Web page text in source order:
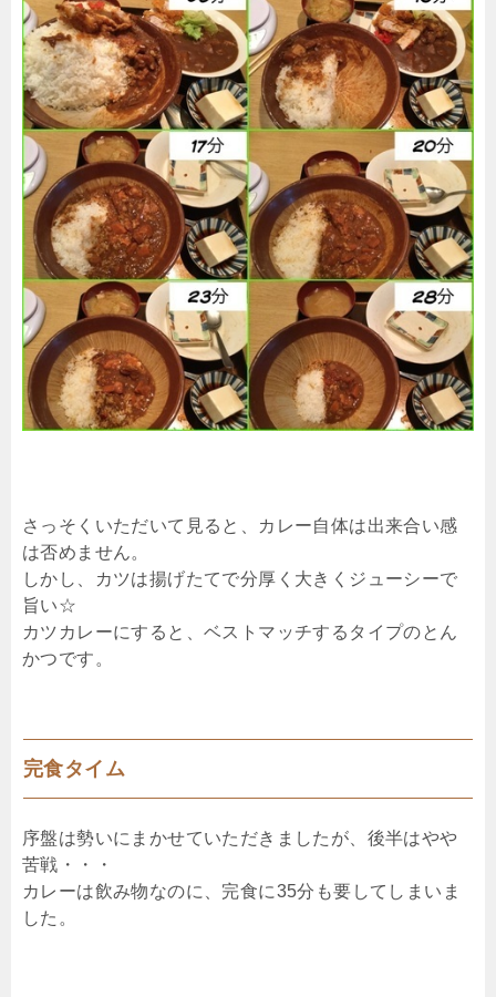
さっそくいただいて見ると、カレー自体は出来合い感
は否めません。
しかし、カツは揚げたてで分厚く大きくジューシーで
旨い☆
カツカレーにすると、ベストマッチするタイプのとん
かつです。
完食タイム
序盤は勢いにまかせていただきましたが、後半はやや
苦戦・・・
カレーは飲み物なのに、完食に35分も要してしまいま
した。